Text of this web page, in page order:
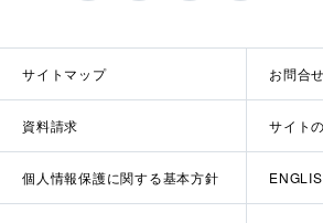
科
学
公
式
学
公
式
学
公
式
学
式
サイトマップ お問合せ
資料請求 サイト
個人情報保護に関する基本方針